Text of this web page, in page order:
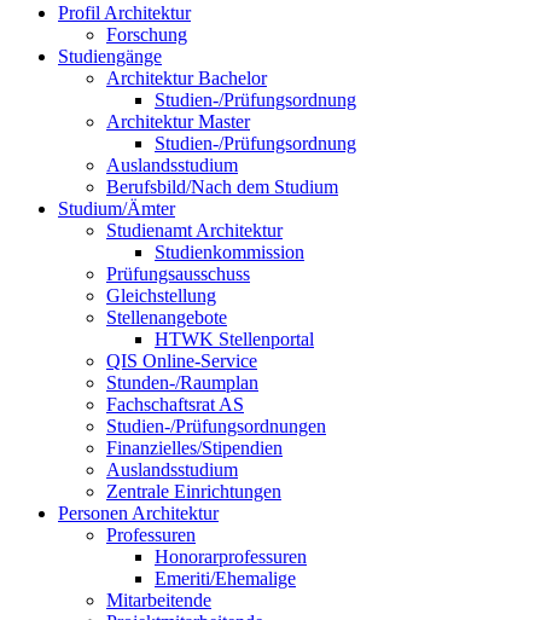
Profil Architektur
Forschung
Studiengänge
Architektur Bachelor
Studien-/Prüfungsordnung
Architektur Master
Studien-/Prüfungsordnung
Auslandsstudium
Berufsbild/Nach dem Studium
Studium/Ämter
Studienamt Architektur
Studienkommission
Prüfungsausschuss
Gleichstellung
Stellenangebote
HTWK Stellenportal
QIS Online-Service
Stunden-/Raumplan
Fachschaftsrat AS
Studien-/Prüfungsordnungen
Finanzielles/Stipendien
Auslandsstudium
Zentrale Einrichtungen
Personen Architektur
Professuren
Honorarprofessuren
Emeriti/Ehemalige
Mitarbeitende